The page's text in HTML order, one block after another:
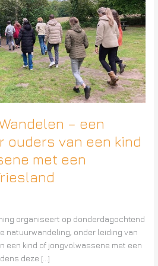
– een
ouders van een kind
met een
organiseert op donderdagochtend
natuurwandeling, onder leiding van
een kind of jongvolwassene met een
deze […]